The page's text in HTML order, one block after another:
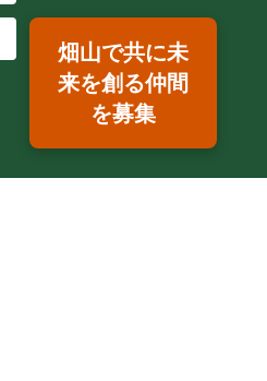
畑山で共に未
来を創る仲間
を募集